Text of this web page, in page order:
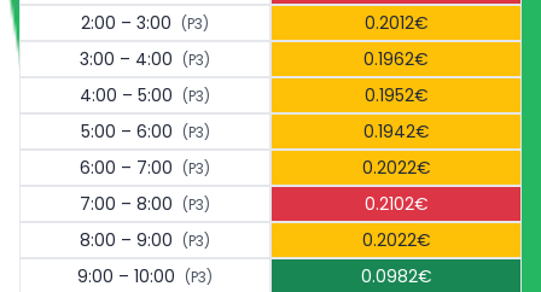
2:00 – 3:00 (P3)
0.2012€
3:00 – 4:00 (P3)
0.1962€
4:00 – 5:00 (P3)
0.1952€
5:00 – 6:00 (P3)
0.1942€
6:00 – 7:00 (P3)
0.2022€
7:00 – 8:00 (P3)
0.2102€
8:00 – 9:00 (P3)
0.2022€
9:00 – 10:00 (P3)
0.0982€